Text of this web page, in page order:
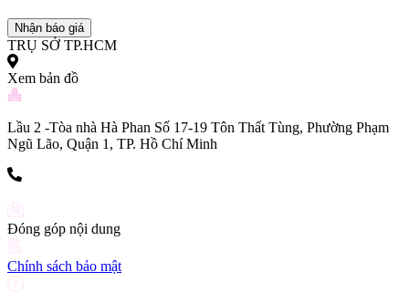
Nhận báo giá
TRỤ SỞ TP.HCM
Xem bản đồ
Lầu 2 -Tòa nhà Hà Phan Số 17-19 Tôn Thất Tùng, Phường Phạm
Ngũ Lão, Quận 1, TP. Hồ Chí Minh
Đóng góp nội dung
Chính sách bảo mật